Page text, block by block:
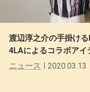
渡辺淳之介の手掛け
4LAによるコラボアイ
ニュース
2020.03.13